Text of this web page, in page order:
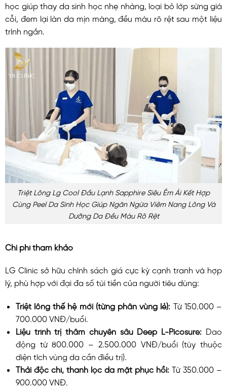
học giúp thay da sinh học nhẹ nhàng, loại bỏ lớp sừng già
cỗi, đem lại làn da mịn màng, đều màu rõ rệt sau một liệu
trình ngắn.
Triệt Lông Lg Cool Đầu Lạnh Sapphire Siêu Êm Ái Kết Hợp
Cùng Peel Da Sinh Học Giúp Ngăn Ngừa Viêm Nang Lông Và
Dưỡng Da Đều Màu Rõ Rệt
Chi phí tham khảo
LG Clinic sở hữu chính sách giá cực kỳ cạnh tranh và hợp
lý, phù hợp với đại đa số túi tiền của người tiêu dùng:
Triệt lông thế hệ mới (từng phân vùng lẻ): Từ 150.000 –
700.000 VNĐ/buổi.
Liệu trình trị thâm chuyên sâu Deep L-Picosure: Dao
động từ 800.000 – 2.500.000 VNĐ/buổi (tùy thuộc
diện tích vùng da cần điều trị).
Thải độc chì, thanh lọc da mặt phục hồi: Từ 350.000 –
900.000 VNĐ.